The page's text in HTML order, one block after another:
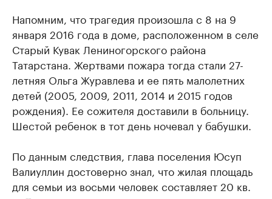
Напомним, что трагедия произошла с 8 на 9
января 2016 года в доме, расположенном в селе
Старый Кувак Лениногорского района
Татарстана. Жертвами пожара тогда стали 27-
летняя Ольга Журавлева и ее пять малолетних
детей (2005, 2009, 2011, 2014 и 2015 годов
рождения). Ее сожителя доставили в больницу.
Шестой ребенок в тот день ночевал у бабушки.
По данным следствия, глава поселения Юсуп
Валиуллин достоверно знал, что жилая площадь
для семьи из восьми человек составляет 20 кв.